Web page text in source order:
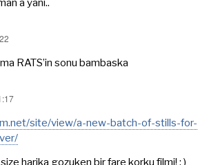
a yani..
RATS’in sonu bambaska
site/view/a-new-batch-of-stills-for-
harika gozuken bir fare korku filmi! : )